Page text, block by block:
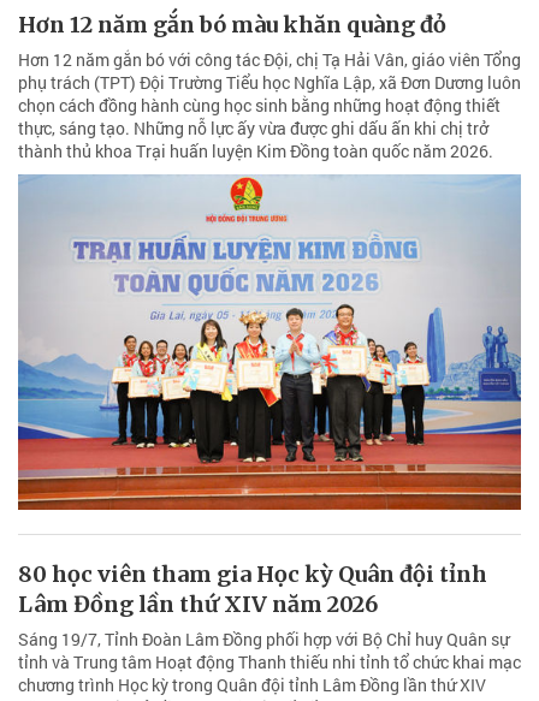
Hơn 12 năm gắn bó màu khăn quàng đỏ
Hơn 12 năm gắn bó với công tác Đội, chị Tạ Hải Vân, giáo viên Tổng
phụ trách (TPT) Đội Trường Tiểu học Nghĩa Lập, xã Đơn Dương luôn
chọn cách đồng hành cùng học sinh bằng những hoạt động thiết
thực, sáng tạo. Những nỗ lực ấy vừa được ghi dấu ấn khi chị trở
thành thủ khoa Trại huấn luyện Kim Đồng toàn quốc năm 2026.
80 học viên tham gia Học kỳ Quân đội tỉnh
Lâm Đồng lần thứ XIV năm 2026
Sáng 19/7, Tỉnh Đoàn Lâm Đồng phối hợp với Bộ Chỉ huy Quân sự
tỉnh và Trung tâm Hoạt động Thanh thiếu nhi tỉnh tổ chức khai mạc
chương trình Học kỳ trong Quân đội tỉnh Lâm Đồng lần thứ XIV